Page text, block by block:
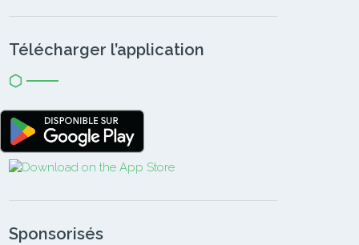
Télécharger l’application
Sponsorisés